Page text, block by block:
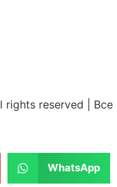
rights reserved
WhatsApp